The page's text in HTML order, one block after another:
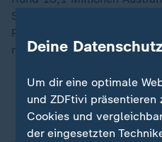
Samstag aufgefordert, die
Parlament in Canberra zu
richtungsweisend für den
Was ist die"
überhaupt?
Deine
Um dir eine optimale
und ZDFtivi präsentieren
Cookies und
der eingesetzten